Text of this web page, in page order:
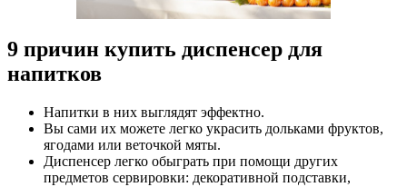
9 причин купить диспенсер для
напитков
Напитки в них выглядят эффектно.
Вы сами их можете легко украсить дольками фруктов,
ягодами или веточкой мяты.
Диспенсер легко обыграть при помощи других
предметов сервировки: декоративной подставки,